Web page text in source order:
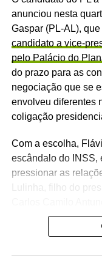
anunciou nesta
Gaspar (PL-AL),
candidato a vice-
pelo Palácio do
do prazo para as
negociação que se
envolveu diferentes
coligação
Com a escolha,
escândalo do INSS,
pressionar as
Lulinha, filho do
— Nos últimos dias,
desvio e roubo do